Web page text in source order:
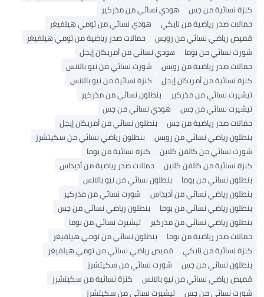
كنزة نسائية من جس
هودي نسائي من مذركير
حمالات صدر رياضية من نايكي
هودي نسائي من تومي هيلفيغر
قميص رياضي نسائي من رويس
حمالات صدر رياضية من تومي هيلفيغر
شورت نسائي من بوما
هودي نسائي من أمريكان إيجل
حمالات صدر رياضية من رويس
شورت نسائي من نيو بالانس
كنزة نسائية من أمريكان إيجل
كنزة نسائية من نيو بالانس
تيشيرت نسائي من مذركير
بنطلون نسائي من مذركير
تيشيرت نسائي من جس
هودي نسائي من جس
حمالات صدر رياضية من جس
بنطلون نسائي من أمريكان إيجل
بنطلون رياضي نسائي من رويس
بنطلون رياضي نسائي من سكيتشرز
شورت نسائي من كالفن كلاين
كنزة نسائية من بوما
كنزة نسائية من كالفن كلاين
حمالات صدر رياضية من أديداس
بنطلون نسائي من بوما
بنطلون نسائي من نيو بالانس
بنطلون رياضي نسائي من أديداس
شورت نسائي من مذركير
بنطلون رياضي نسائي من بوما
بنطلون رياضي نسائي من جس
بنطلون رياضي نسائي من مذركير
تيشيرت نسائي من بوما
حمالات صدر رياضية من بوما
بنطلون نسائي من تومي هيلفيغر
كنزة نسائية من نايكي
قميص رياضي نسائي من تومي هيلفيغر
بنطلون نسائي من جس
شورت نسائي من سكيتشرز
قميص رياضي نسائي من نيو بالانس
كنزة نسائية من سكيتشرز
شورت نسائي من جس
تيشيرت نسائي من سكيتشرز